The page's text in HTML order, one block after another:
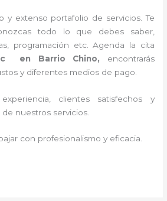
y extenso portafolio de servicios. Te
todo lo que debes saber,
programación etc. Agenda la cita
en Barrio Chino, encontrarás
y diferentes medios de pago.
clientes satisfechos y
nuestros servicios.
con profesionalismo y eficacia.